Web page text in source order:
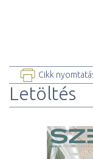
Cikk
Letöltés